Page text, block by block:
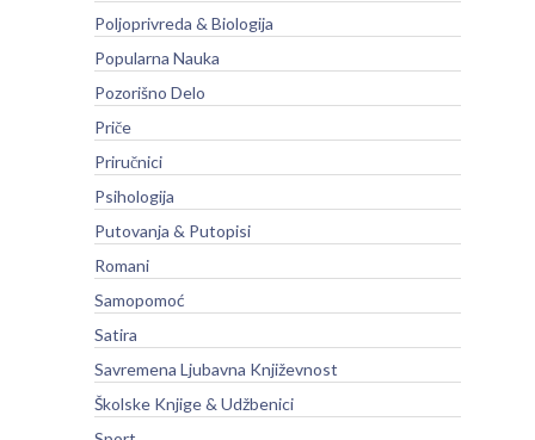
Poljoprivreda & Biologija
Popularna Nauka
Pozorišno Delo
Priče
Priručnici
Psihologija
Putovanja & Putopisi
Romani
Samopomoć
Satira
Savremena Ljubavna Književnost
Školske Knjige & Udžbenici